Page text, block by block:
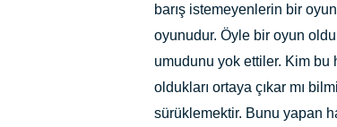
barış istemeyenlerin bir
oyunudur. Öyle bir oyun
umudunu yok ettiler. Kim bu
oldukları ortaya çıkar mı
sürüklemektir. Bunu yapan